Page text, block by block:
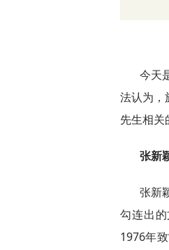
今天
法认为，
先生相关
张新
张新
勾连出
1976年